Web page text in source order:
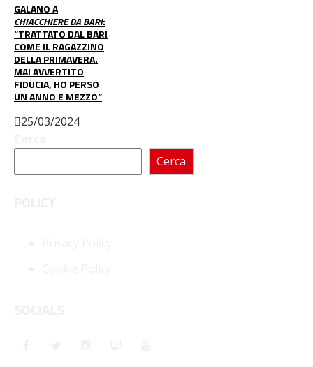
GALANO A
CHIACCHIERE DA BARI:
“TRATTATO DAL BARI
COME IL RAGAZZINO
DELLA PRIMAVERA.
MAI AVVERTITO
FIDUCIA, HO PERSO
UN ANNO E MEZZO”
25/03/2024
Cerca